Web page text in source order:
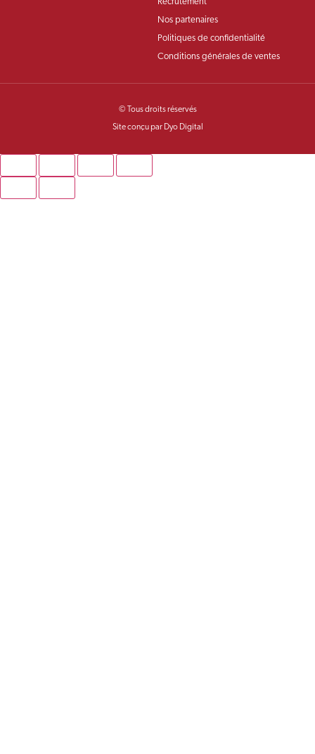
Nos partenaires
Politiques de confidentialité
Conditions générales de ventes
© Tous droits réservés
Site conçu par Dyo Digital